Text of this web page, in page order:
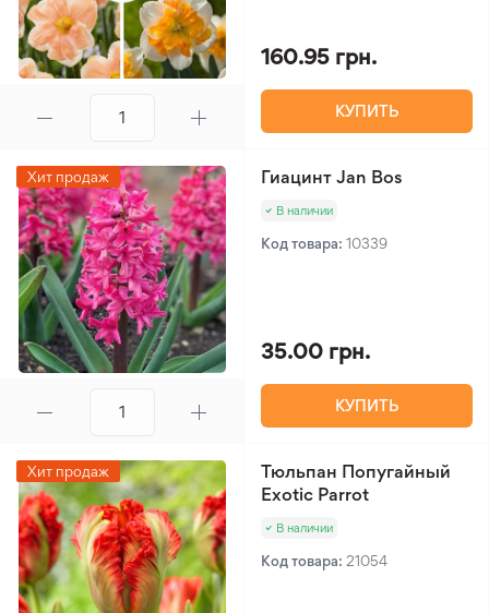
160.95 грн.
КУПИТЬ
Хит продаж Гиацинт Jan Bos
В наличии
Код товара: 10339
35.00 грн.
КУПИТЬ
Хит продаж
Тюльпан Попугайный
Exotic Parrot
В наличии
Код товара: 21054